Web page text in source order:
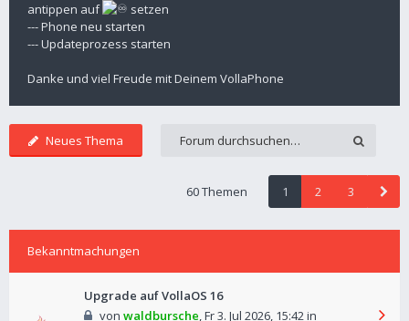
antippen auf
setzen
--- Phone neu starten
--- Updateprozess starten
Danke und viel Freude mit Deinem VollaPhone
Neues Thema
60 Themen 1 2 3
Bekanntmachungen
Upgrade auf VollaOS 16
von waldbursche,Fr 3. Jul 2026, 15:42in